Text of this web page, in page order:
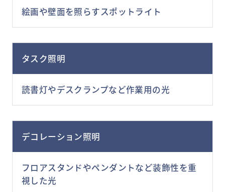
絵画や壁面を照らすスポットライト
タスク照明
読書灯やデスクランプなど作業用の光
デコレーション照明
フロアスタンドやペンダントなど装飾性を重
視した光